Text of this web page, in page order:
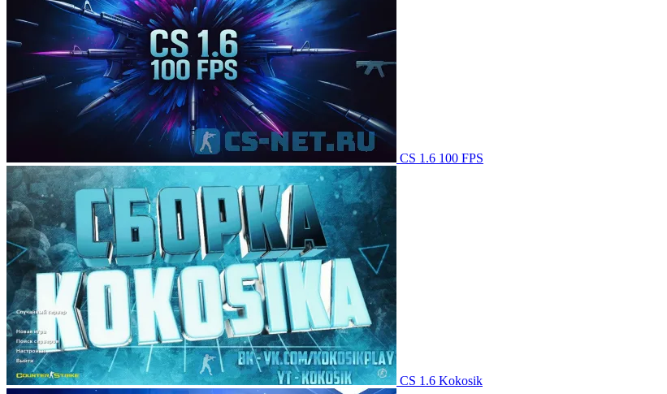
CS 1.6 100 FPS
CS 1.6 Kokosik